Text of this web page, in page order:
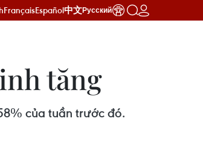
FrançaisEspañol中文Русский
tăng
của tuần trước đó.